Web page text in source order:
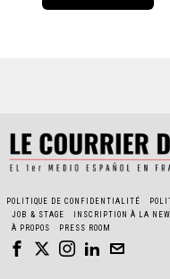
POLITIQUE DE CONFIDENTIALITÉ
JOB & STAGE
INSCRIPTION À LA
À PROPOS
PRESS ROOM